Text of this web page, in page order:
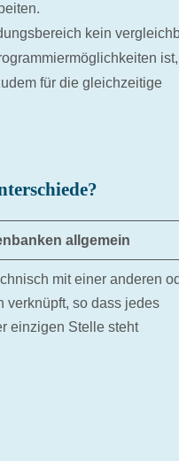
kein
ist,
für die gleichzeitige
allgemein
mit einer anderen
verknüpft, so dass jedes
einzigen Stelle steht